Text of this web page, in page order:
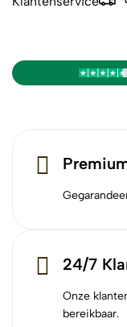
24/7
Onze
bereikbaar.